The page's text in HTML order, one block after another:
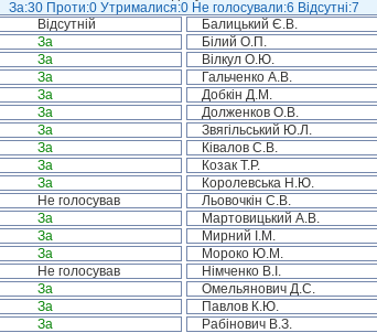
За:30 Проти:0 Утрималися:0 Не голосували:6 Відсутні:7
Відсутній Балицький Є.В.
За Білий О.П.
За Вілкул О.Ю.
За Гальченко А.В.
За Добкін Д.М.
За Долженков О.В.
За Звягільський Ю.Л.
За Ківалов С.В.
За Козак Т.Р.
За Королевська Н.Ю.
Не голосував Льовочкін С.В.
За Мартовицький А.В.
За Мирний І.М.
За Мороко Ю.М.
Не голосував Німченко В.І.
За Омельянович Д.С.
За Павлов К.Ю.
За Рабінович В.З.